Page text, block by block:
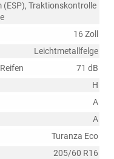
Traktionskontrolle
16 Zoll
Leichtmetallfelge
71 dB
H
A
A
Turanza Eco
205/60 R16